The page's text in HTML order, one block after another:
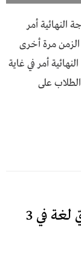
أمر
مرة أخرى
أمر في غاية
على
10 نصائح من بيني لويس لتعلّم أيّ لغة في 3